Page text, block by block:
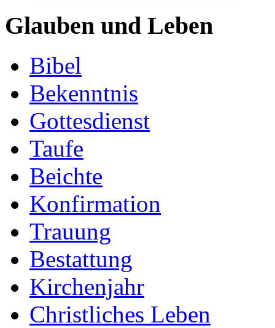
Glauben und Leben
Bibel
Bekenntnis
Gottesdienst
Taufe
Beichte
Konfirmation
Trauung
Bestattung
Kirchenjahr
Christliches Leben